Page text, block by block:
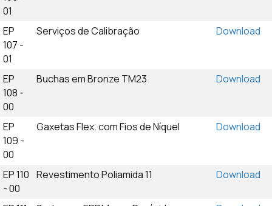
01
EP
107 -
01
Serviços de Calibração Download
EP
108 -
00
Buchas em Bronze TM23 Download
EP
109 -
00
Gaxetas Flex. com Fios de Níquel Download
EP 110
- 00
Revestimento Poliamida 11 Download